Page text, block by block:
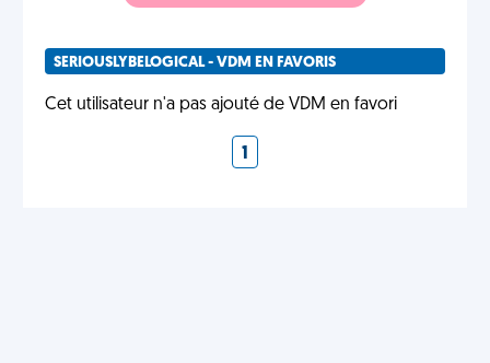
SERIOUSLYBELOGICAL - VDM EN FAVORIS
Cet utilisateur n'a pas ajouté de VDM en favori
1